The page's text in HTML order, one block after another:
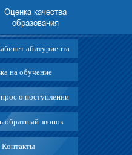
Оценка качества
образования
в Новороссийский институт
МГЭУ (в т.ч. граждан
ДНР)
на обучение
о поступлении
обратный звонок
Контакты
абитуриента